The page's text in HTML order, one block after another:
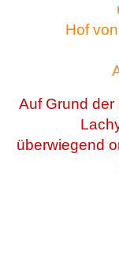
Hof
Auf Grund
überwiegend